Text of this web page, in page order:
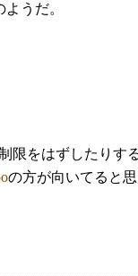
うだ。
をはずしたりす
の方が向いてると思